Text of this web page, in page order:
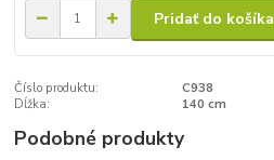
Pridať do košíka
Číslo produktu:
C938
Dĺžka:
140 cm
Podobné produkty